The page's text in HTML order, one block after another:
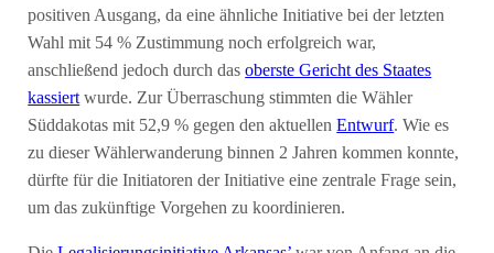
positiven Ausgang, da eine ähnliche Initiative bei der letzten
Wahl mit 54 % Zustimmung noch erfolgreich war,
anschließend jedoch durch dasoberste Gericht des Staates
kassiertwurde. Zur Überraschung stimmten die Wähler
Süddakotas mit 52,9 % gegen den aktuellenEntwurf. Wie es
zu dieser Wählerwanderung binnen 2 Jahren kommen konnte,
dürfte für die Initiatoren der Initiative eine zentrale Frage sein,
um das zukünftige Vorgehen zu koordinieren.